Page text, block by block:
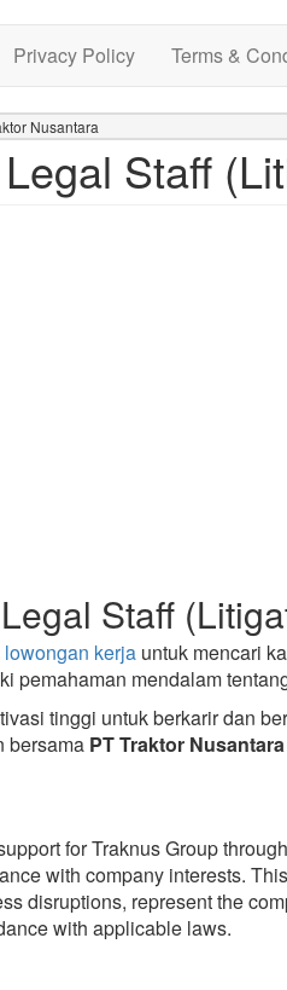
Privacy Policy Terms &
Nusantara
Staff
Staff
lowongan kerja untuk mencari
pemahaman mendalam
tinggi untuk berkarir dan
bersama PT Traktor Nusantara
for Traknus Group
with company interests.
disruptions, represent the
with applicable laws.